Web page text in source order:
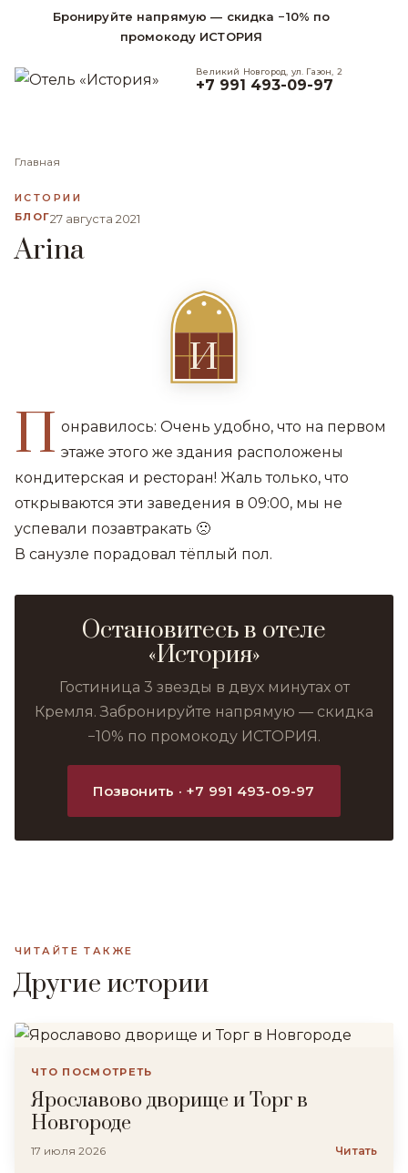
Бронируйте напрямую — скидка −10% по
промокоду ИСТОРИЯ
Великий Новгород, ул. Газон, 2
+7 991 493-09-97
Главная
ИСТОРИИ
БЛОГ27 августа 2021
Arina
И
П онравилось: Очень удобно, что на первом
этаже этого же здания расположены
кондитерская и ресторан! Жаль только, что
открываются эти заведения в 09:00, мы не
успевали позавтракать 🙁
В санузле порадовал тёплый пол.
Остановитесь в отеле
«История»
Гостиница 3 звезды в двух минутах от
Кремля. Забронируйте напрямую — скидка
−10% по промокоду ИСТОРИЯ.
Позвонить · +7 991 493-09-97
ЧИТАЙТЕ ТАКЖЕ
Другие истории
ЧТО ПОСМОТРЕТЬ
Ярославово дворище и Торг в
Новгороде
17 июля 2026 Читать